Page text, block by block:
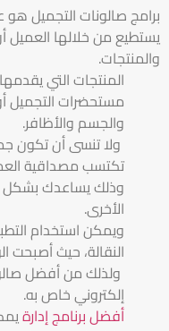
برامج صالونات التجميل
يستطيع من خلالها
والمنتجات.
المنتجات التي
مستحضرات التجميل
والجسم والأظافر.
ولا تنسى أن تكون
تكتسب مصداقية
وذلك يساعدك بشكل
الأخرى.
ويمكن استخدام
النقالة، حيث أصبحت
ولذلك من أفضل
إلكتروني خاص به.
أفضل برنامج إدارة